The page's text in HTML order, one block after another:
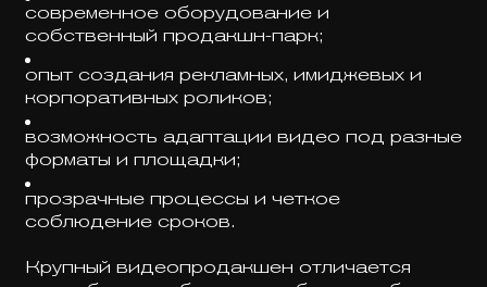
современное оборудование и
собственный продакшн-парк;
опыт создания рекламных, имиджевых и
корпоративных роликов;
возможность адаптации видео под разные
форматы и площадки;
прозрачные процессы и четкое
соблюдение сроков.
Крупный видеопродакшен отличается